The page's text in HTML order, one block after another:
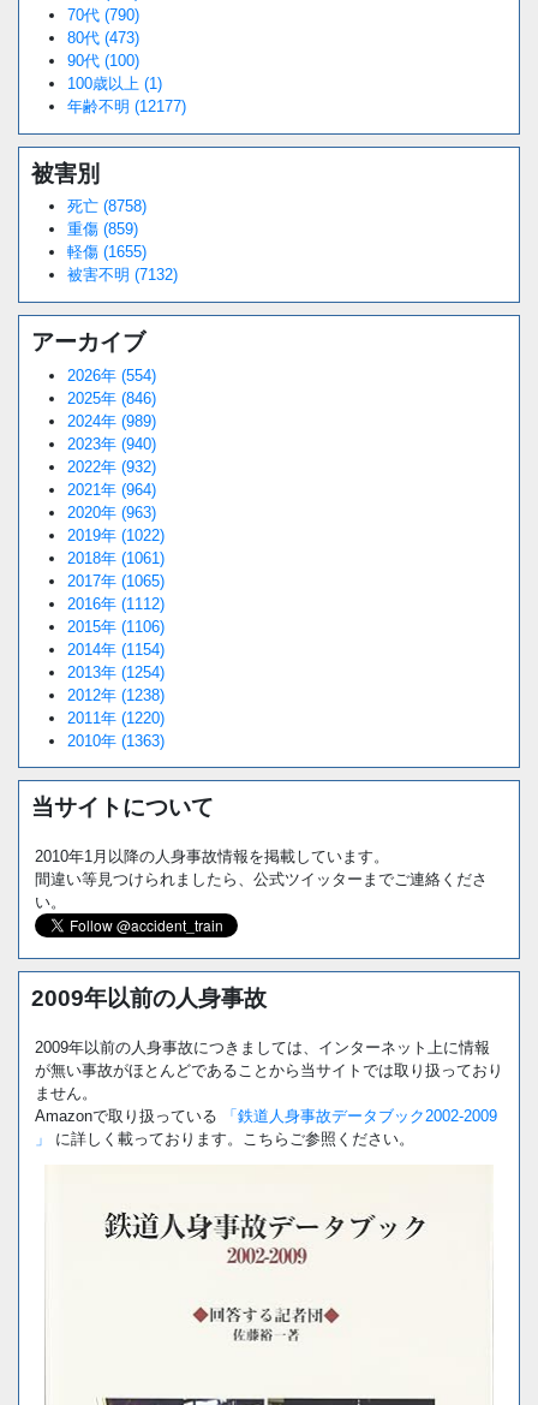
70代 (790)
80代 (473)
90代 (100)
100歳以上 (1)
年齢不明 (12177)
被害別
死亡 (8758)
重傷 (859)
軽傷 (1655)
被害不明 (7132)
アーカイブ
2026年 (554)
2025年 (846)
2024年 (989)
2023年 (940)
2022年 (932)
2021年 (964)
2020年 (963)
2019年 (1022)
2018年 (1061)
2017年 (1065)
2016年 (1112)
2015年 (1106)
2014年 (1154)
2013年 (1254)
2012年 (1238)
2011年 (1220)
2010年 (1363)
当サイトについて
2010年1月以降の人身事故情報を掲載しています。
間違い等見つけられましたら、公式ツイッターまでご連絡くださ
い。
2009年以前の人身事故
2009年以前の人身事故につきましては、インターネット上に情報
が無い事故がほとんどであることから当サイトでは取り扱っており
ません。
Amazonで取り扱っている
「鉄道人身事故データブック2002-2009
」
に詳しく載っております。こちらご参照ください。